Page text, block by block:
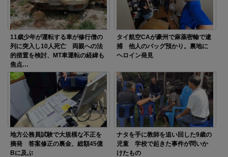
11歳少年が運転する車が修行僧の
列に突入し10人死亡 両親への法
的措置を検討、MT車運転の経緯も
焦点…
タイ航空CAが豪州で麻薬密輸で逮
捕 他人のバッグ預かり。裏地に
ヘロイン発見
地方公務員試験で大規模な不正を
摘発 答案修正の裏金、総額45億
Bに及ぶ
ナタを手に教師を追い回した9歳の
児童 学校で起きた事件が問いか
けたもの